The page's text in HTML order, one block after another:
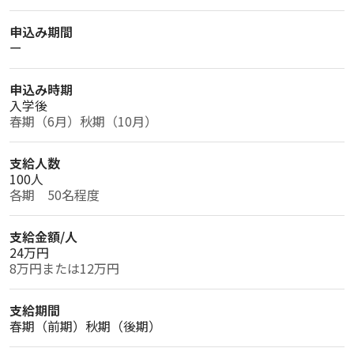
申込み期間
ー
申込み時期
入学後
春期（6月）秋期（10月）
支給人数
100人
各期　50名程度
支給金額/人
24万円
8万円または12万円
支給期間
春期（前期）秋期（後期）